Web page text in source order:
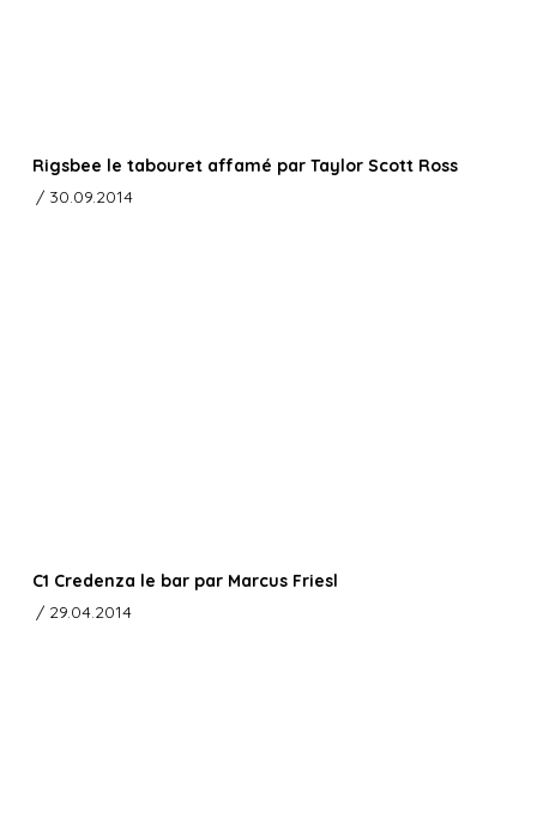
Rigsbee le tabouret affamé par Taylor Scott Ross
/ 30.09.2014
C1 Credenza le bar par Marcus Friesl
/ 29.04.2014